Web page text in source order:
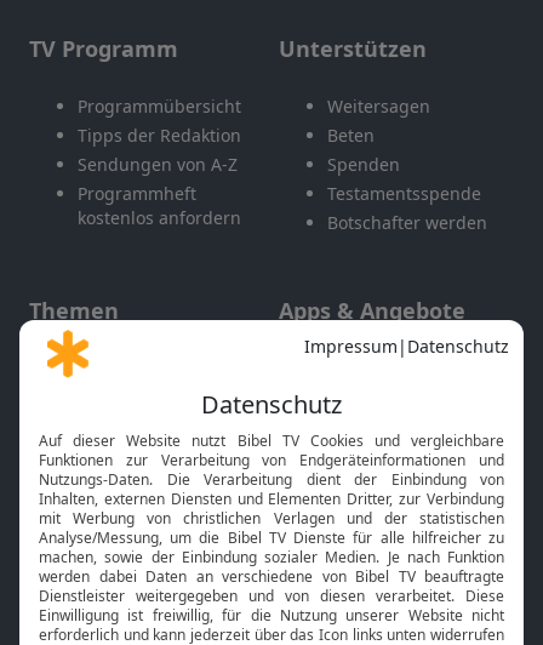
TV Programm
Programmübersicht
Tipps der Redaktion
Sendungen von A-Z
Programmheft
kostenlos anfordern
Unterstützen
Weitersagen
Beten
Spenden
Testamentsspende
Botschafter werden
Themen
Gott und Bibel erklärt
Neuigkeiten
Apps & Angebote
Mobile App
Smart TV
HbbTV
Bibelthek Online-Bibel
Nächster Gottesdienst
Bibel TV Service